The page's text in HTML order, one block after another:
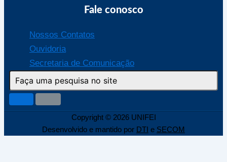
Fale conosco
Nossos Contatos
Ouvidoria
Secretaria de Comunicação
Copyright © 2026 UNIFEI
Desenvolvido e mantido por DTI e SECOM